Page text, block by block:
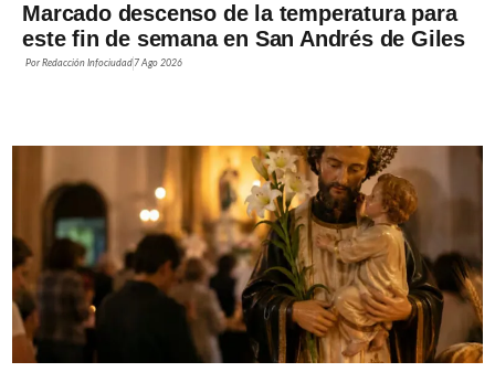
Marcado descenso de la temperatura para
este fin de semana en San Andrés de Giles
PorRedacción Infociudad 7 Ago 2026